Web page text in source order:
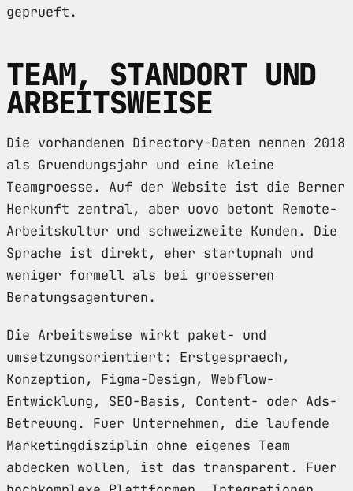
geprueft.
TEAM, STANDORT UND
ARBEITSWEISE
Die vorhandenen Directory-Daten nennen 2018
als Gruendungsjahr und eine kleine
Teamgroesse. Auf der Website ist die Berner
Herkunft zentral, aber uovo betont Remote-
Arbeitskultur und schweizweite Kunden. Die
Sprache ist direkt, eher startupnah und
weniger formell als bei groesseren
Beratungsagenturen.
Die Arbeitsweise wirkt paket- und
umsetzungsorientiert: Erstgespraech,
Konzeption, Figma-Design, Webflow-
Entwicklung, SEO-Basis, Content- oder Ads-
Betreuung. Fuer Unternehmen, die laufende
Marketingdisziplin ohne eigenes Team
abdecken wollen, ist das transparent. Fuer